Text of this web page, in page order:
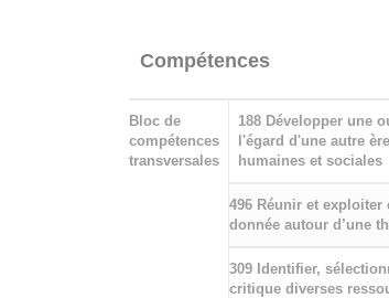
Compétences
Bloc de
compétences
transversales
188 Développer une
l'égard d'une autre
humaines et sociales
496 Réunir et
donnée autour d’une
309 Identifier,
critique diverses